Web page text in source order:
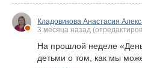
Кладовикова Анастасия
3 месяца назад
На прошлой неделе
детьми о том, как мы